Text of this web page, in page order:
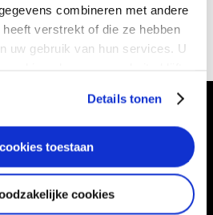
combineren met andere
verstrekt of die ze hebben
uw gebruik van hun services. U
Details tonen
toestaan
cookies